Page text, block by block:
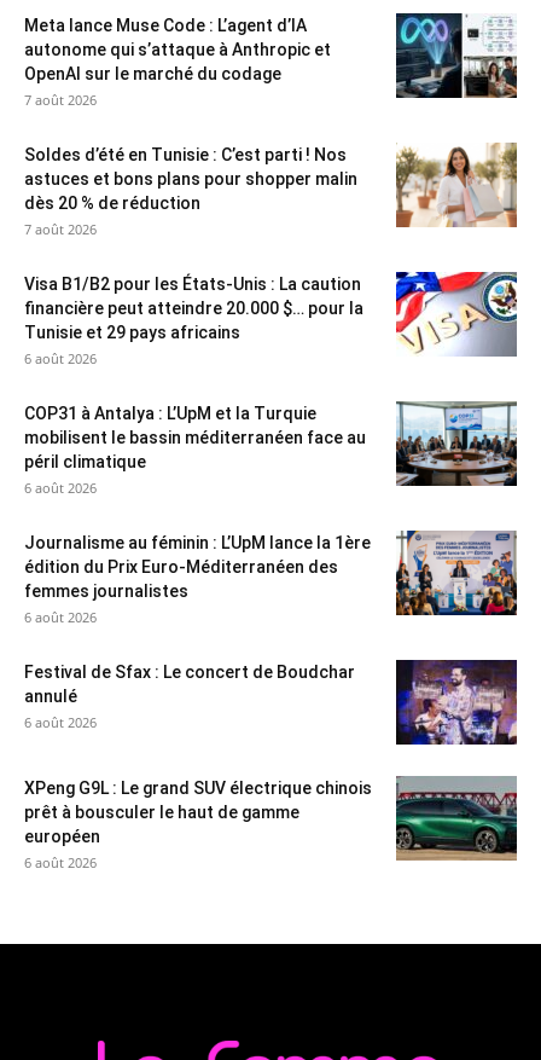
Meta lance Muse Code : L’agent d’IA
autonome qui s’attaque à Anthropic et
OpenAI sur le marché du codage
7 août 2026
Soldes d’été en Tunisie : C’est parti ! Nos
astuces et bons plans pour shopper malin
dès 20 % de réduction
7 août 2026
Visa B1/B2 pour les États-Unis : La caution
financière peut atteindre 20.000 $… pour la
Tunisie et 29 pays africains
6 août 2026
COP31 à Antalya : L’UpM et la Turquie
mobilisent le bassin méditerranéen face au
péril climatique
6 août 2026
Journalisme au féminin : L’UpM lance la 1ère
édition du Prix Euro-Méditerranéen des
femmes journalistes
6 août 2026
Festival de Sfax : Le concert de Boudchar
annulé
6 août 2026
XPeng G9L : Le grand SUV électrique chinois
prêt à bousculer le haut de gamme
européen
6 août 2026